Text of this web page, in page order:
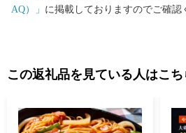
AQ）」 に掲載しておりますのでご確認
この返礼品を見ている人はこ